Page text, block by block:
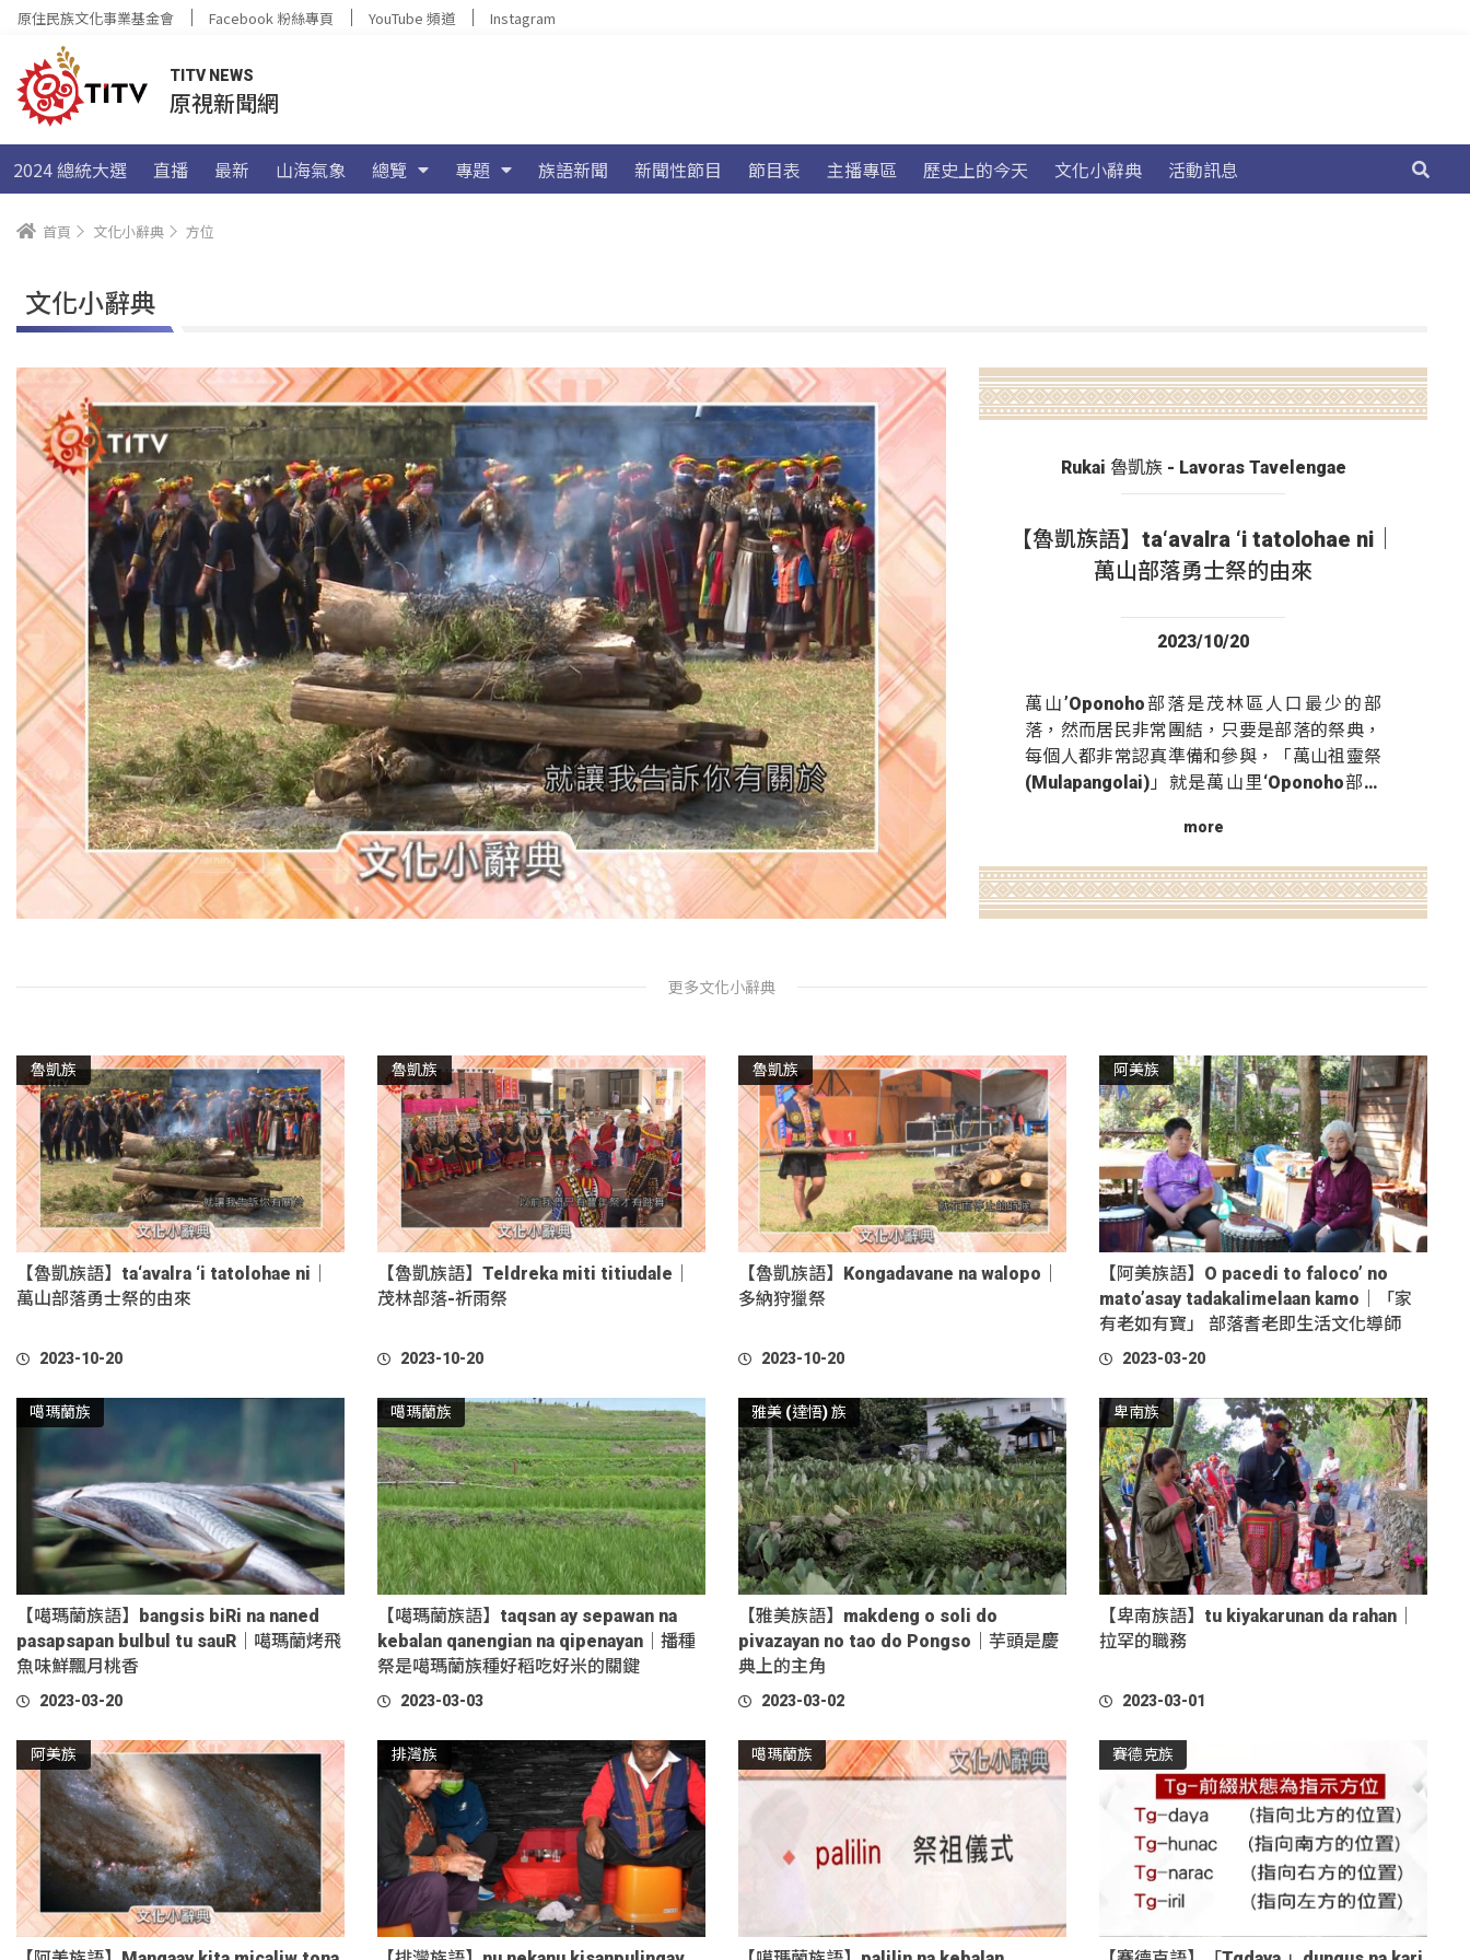
原住民族文化事業基金會 Facebook 粉絲專頁 YouTube 頻道 Instagram
TITV NEWS
原視新聞網
2024 總統大選 直播 最新 山海氣象 總覽 專題 族語新聞 新聞性節目 節目表 主播專區 歷史上的今天 文化小辭典 活動訊息
首頁 文化小辭典 方位
文化小辭典
Rukai 魯凱族 - Lavoras Tavelengae
【魯凱族語】ta‘avalra ‘i tatolohae ni｜
萬山部落勇士祭的由來
2023/10/20
萬山’Oponoho部落是茂林區人口最少的部
落，然而居民非常團結，只要是部落的祭典，
每個人都非常認真準備和參與，「萬山祖靈祭
(Mulapangolai)」就是萬山里‘Oponoho部落
more
魯凱族
【魯凱族語】ta‘avalra ‘i tatolohae ni｜
萬山部落勇士祭的由來
2023-10-20
魯凱族
【魯凱族語】Teldreka miti titiudale｜
茂林部落-祈雨祭
2023-10-20
魯凱族
【魯凱族語】Kongadavane na walopo｜
多納狩獵祭
2023-10-20
阿美族
【阿美族語】O pacedi to faloco’ no
mato’asay tadakalimelaan kamo｜「家
有老如有寶」 部落耆老即生活文化導師
2023-03-20
噶瑪蘭族
【噶瑪蘭族語】bangsis biRi na naned
pasapsapan bulbul tu sauR｜噶瑪蘭烤飛
魚味鮮飄月桃香
2023-03-20
噶瑪蘭族
【噶瑪蘭族語】taqsan ay sepawan na
kebalan qanengian na qipenayan｜播種
祭是噶瑪蘭族種好稻吃好米的關鍵
2023-03-03
雅美 (達悟) 族
【雅美族語】makdeng o soli do
pivazayan no tao do Pongso｜芋頭是慶
典上的主角
2023-03-02
卑南族
【卑南族語】tu kiyakarunan da rahan｜
拉罕的職務
2023-03-01
阿美族 排灣族 噶瑪蘭族 賽德克族